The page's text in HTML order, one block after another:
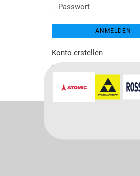
Passwort
ANMELDEN
Konto erstellen
Passwort vergessen?